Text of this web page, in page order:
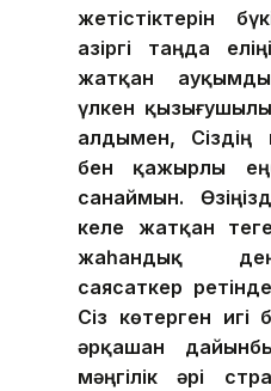
жетістіктерін
Қазіргі таңда
жатқан ауқымды
үлкен
алдымен, Сіздің
бен қажырлы
санаймын.
келе жатқан
жаһандық
саясаткер
Сіз көтерген игі
әрқашан
мәңгілік әрі